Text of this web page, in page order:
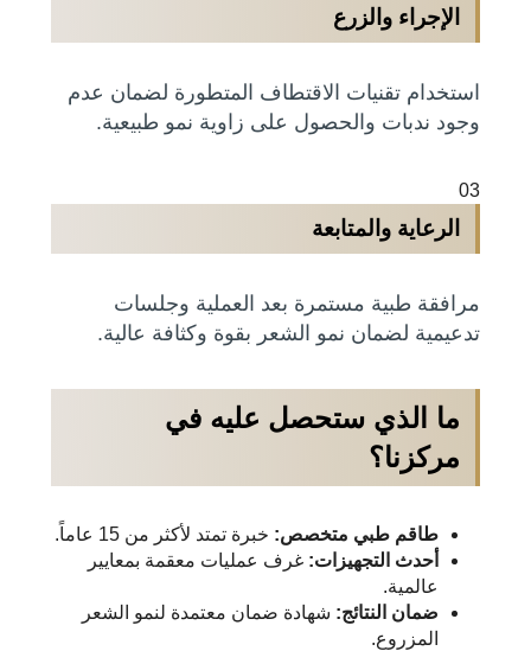
الإجراء والزرع
استخدام تقنيات الاقتطاف المتطورة لضمان عدم
وجود ندبات والحصول على زاوية نمو طبيعية.
03
الرعاية والمتابعة
مرافقة طبية مستمرة بعد العملية وجلسات
تدعيمية لضمان نمو الشعر بقوة وكثافة عالية.
ما الذي ستحصل عليه في
مركزنا؟
طاقم طبي متخصص: خبرة تمتد لأكثر من 15 عاماً.
أحدث التجهيزات: غرف عمليات معقمة بمعايير
عالمية.
ضمان النتائج: شهادة ضمان معتمدة لنمو الشعر
المزروع.